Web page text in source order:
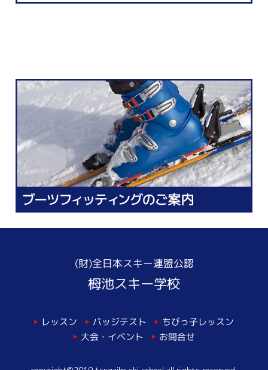
(財)全日本スキー連盟公認
栂池スキー学校
レッスン バッジテスト ちびっ子レッスン
大会・イベント お問合せ